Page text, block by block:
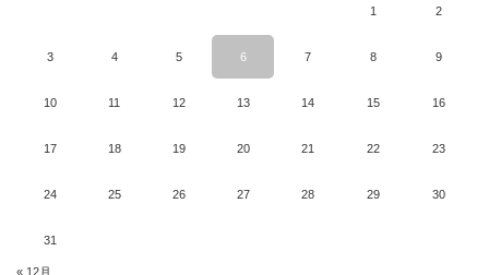
1 2
3 4 5 6 7 8 9
10 11 12 13 14 15 16
17 18 19 20 21 22 23
24 25 26 27 28 29 30
31
« 12月